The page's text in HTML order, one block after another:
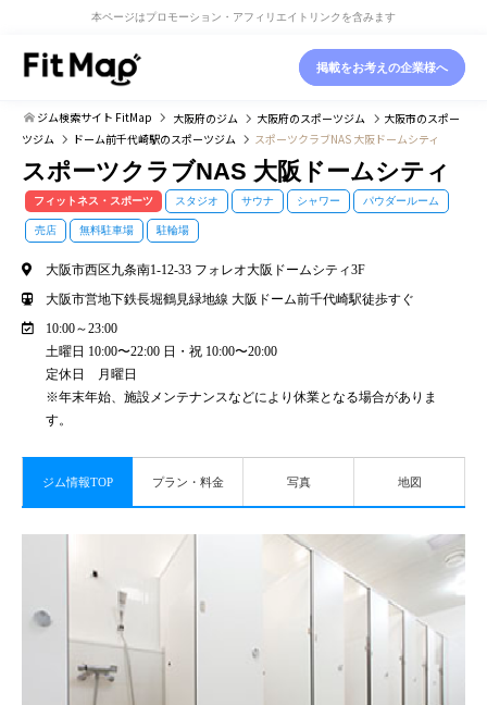
本ページはプロモーション・アフィリエイトリンクを含みます
掲載をお考えの企業様へ
ジム検索サイト FitMap 大阪府のジム 大阪府のスポーツジム 大阪市のスポー
ツジム
ドーム前千代崎駅のスポーツジム スポーツクラブNAS 大阪ドームシティ
スポーツクラブNAS 大阪ドームシティ
フィットネス・スポーツ スタジオ サウナ シャワー パウダールーム
売店 無料駐車場 駐輪場
大阪市西区九条南1-12-33 フォレオ大阪ドームシティ3F
大阪市営地下鉄長堀鶴見緑地線 大阪ドーム前千代崎駅徒歩すぐ
10:00～23:00
土曜日 10:00〜22:00 日・祝 10:00〜20:00
定休日 月曜日
※年末年始、施設メンテナンスなどにより休業となる場合がありま
す。
ジム情報TOP プラン・料金 写真 地図